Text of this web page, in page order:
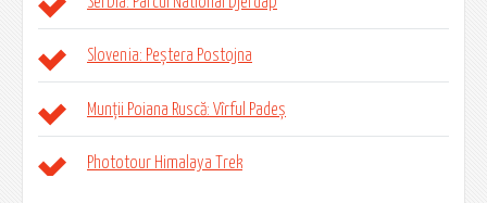
Slovenia: Peștera Postojna
Munții Poiana Ruscă: Vîrful Padeș
Phototour Himalaya Trek